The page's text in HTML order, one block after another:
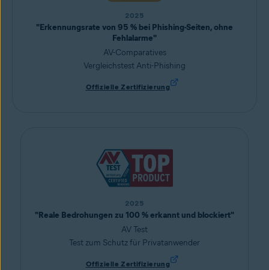
2025
"Erkennungsrate von 95 % bei Phishing-Seiten, ohne
Fehlalarme"
AV-Comparatives
Vergleichstest Anti-Phishing
Offizielle Zertifizierung
2025
"Reale Bedrohungen zu 100 % erkannt und blockiert"
AV Test
Test zum Schutz für Privatanwender
Offizielle Zertifizierung